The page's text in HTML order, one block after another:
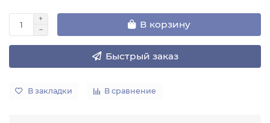
В корзину
Быстрый заказ
В закладки В сравнение